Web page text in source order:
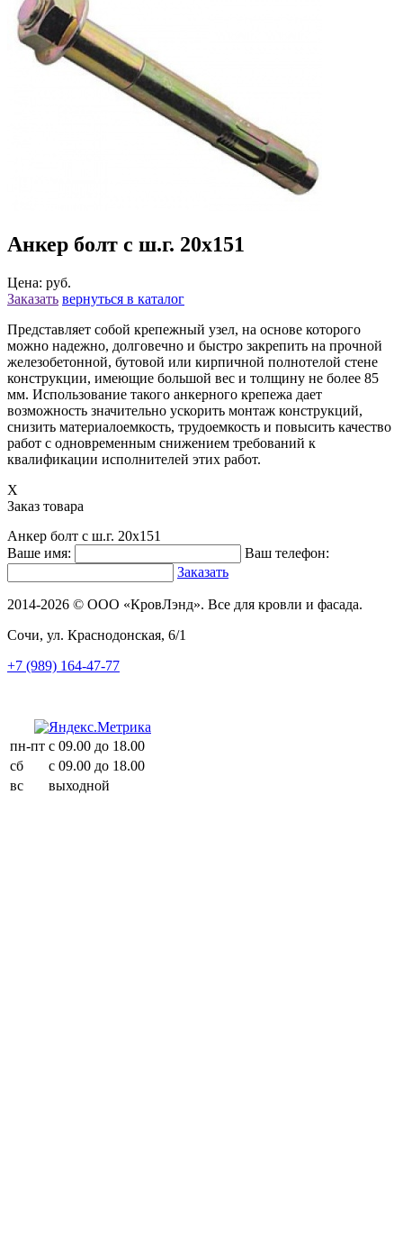
Анкер болт с ш.г. 20х151
Цена: руб.
Заказать вернуться в каталог
Представляет собой крепежный узел, на основе которого
можно надежно, долговечно и быстро закрепить на прочной
железобетонной, бутовой или кирпичной полнотелой стене
конструкции, имеющие большой вес и толщину не более 85
мм. Использование такого анкерного крепежа дает
возможность значительно ускорить монтаж конструкций,
снизить материалоемкость, трудоемкость и повысить качество
работ с одновременным снижением требований к
квалификации исполнителей этих работ.
X
Заказ товара
Анкер болт с ш.г. 20х151
Ваше имя:
Ваш телефон:
Заказать
2014-2026 © ООО «КровЛэнд». Все для кровли и фасада.
Сочи, ул. Краснодонская, 6/1
+7 (989) 164-47-77
пн-пт с 09.00 до 18.00
сб
с 09.00 до 18.00
вс
выходной